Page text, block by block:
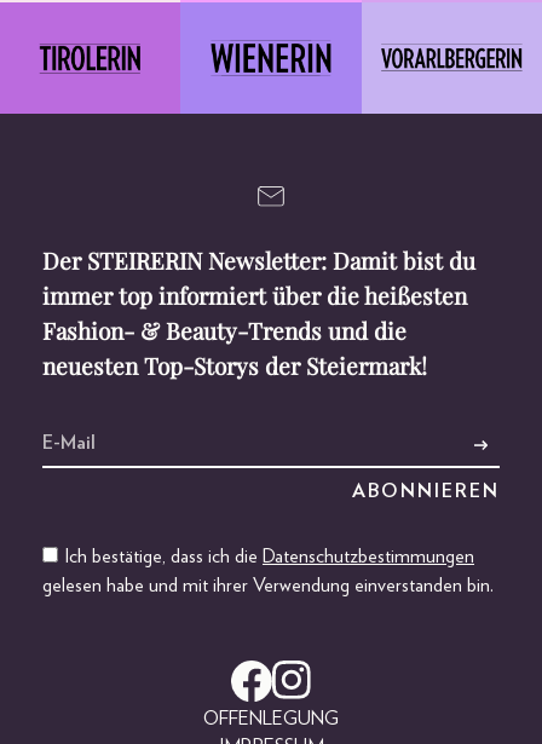
Der STEIRERIN Newsletter: Damit bist du
immer top informiert über die heißesten
Fashion- & Beauty-Trends und die
neuesten Top-Storys der Steiermark!
Ich bestätige, dass ich die Datenschutzbestimmungen
gelesen habe und mit ihrer Verwendung einverstanden bin.
OFFENLEGUNG